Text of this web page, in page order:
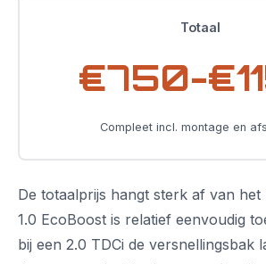
Totaal
€750-
Compleet incl. montage en
De totaalprijs hangt sterk af van het
1.0 EcoBoost is relatief eenvoudig
bij een 2.0 TDCi de versnellingsbak